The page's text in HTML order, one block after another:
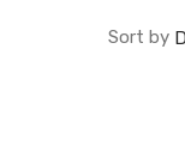
Sort by